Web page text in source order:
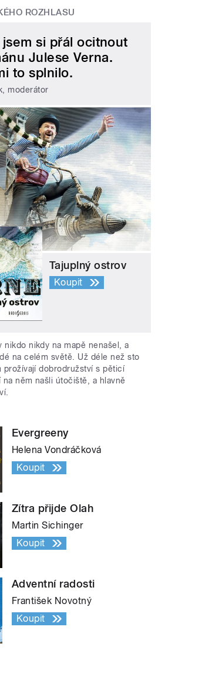
ROZHLASU
jsem si přál ocitnout
Julese Verna.
to splnilo.
moderátor
Tajuplný ostrov
Koupit
nikdo nikdy na mapě nenašel, a
na celém světě. Už déle než sto
prožívají dobrodružství s pěticí
něm našli útočiště, a hlavně
Evergreeny
Helena Vondráčková
Koupit
Zítra přijde Olah
Martin Sichinger
Koupit
Adventní radosti
František Novotný
Koupit